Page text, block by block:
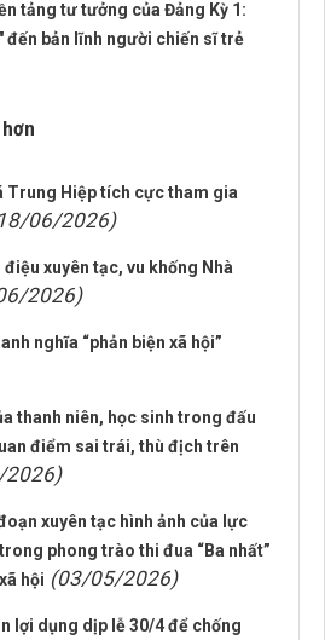
tảng tư tưởng của Đảng Kỳ 1:
đến bản lĩnh người chiến sĩ trẻ
Trung Hiệp tích cực tham gia
06/2026)
điệu xuyên tạc, vu khống Nhà
2026)
nghĩa “phản biện xã hội”
thanh niên, học sinh trong đấu
điểm sai trái, thù địch trên
xuyên tạc hình ảnh của lực
phong trào thi đua “Ba nhất”
hội (03/05/2026)
lợi dụng dịp lễ 30/4 để chống